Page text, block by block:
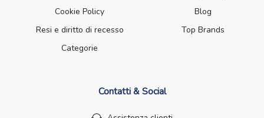
Cookie Policy
Blog
Resi e diritto di recesso
Top Brands
Categorie
Contatti & Social